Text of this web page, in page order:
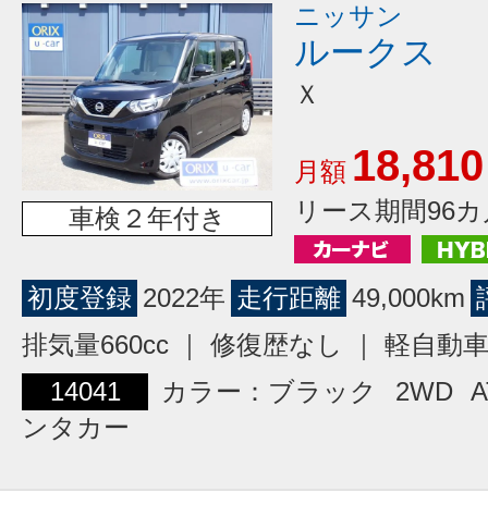
車検２年付き
ニッサン
ルークス
Ｘ
月額 18,810
リース期間96
初度登録 2022年 走行距離 49,000km
排気量660cc ｜ 修復歴なし ｜ 軽自動車
14041
カラー：ブラック 2WD
ンタカー